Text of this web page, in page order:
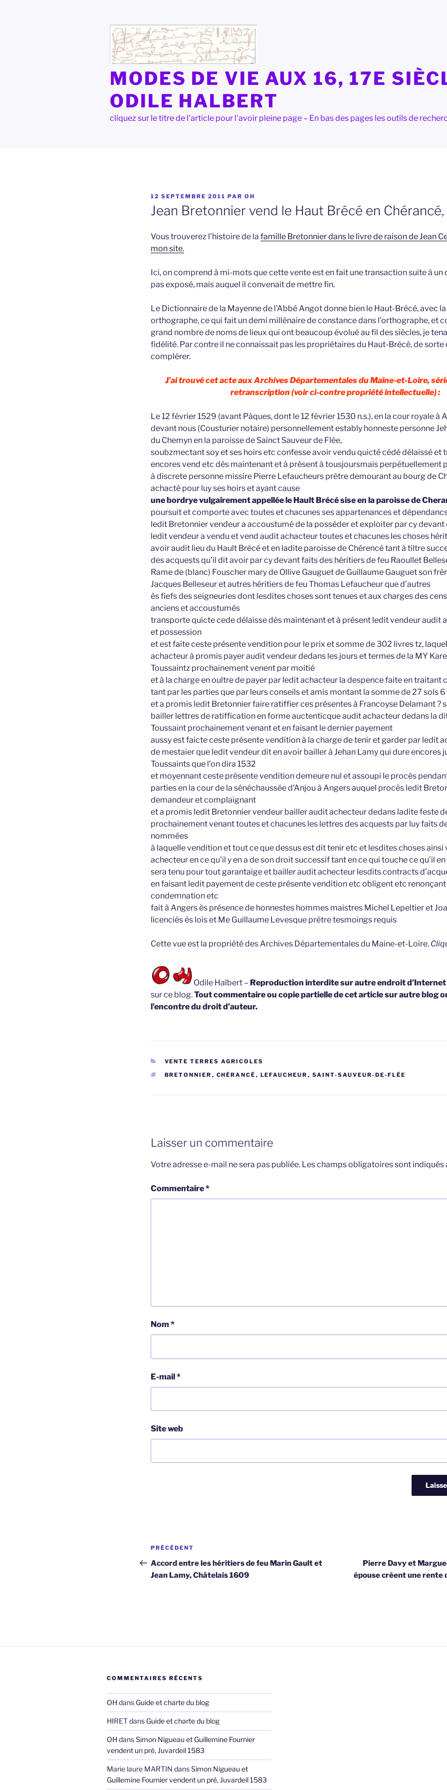
MODES DE VIE AUX 16, 17E
ODILE HALBERT
cliquez sur le titre de l'article pour l'avoir pleine page – En bas des pages les outils de
PUBLIÉ
LE
12 SEPTEMBRE 2011 PAR OH
Jean Bretonnier vend le Haut Brécé en
Vous trouverez l’histoire de la famille Bretonnier dans le livre de raison de Jean
mon site.
Ici, on comprend à mi-mots que cette vente est en fait une transaction suite à un
pas exposé, mais auquel il convenait de mettre fin.
Le Dictionnaire de la Mayenne de l’Abbé Angot donne bien le Haut-Brécé, avec
orthographe, ce qui fait un demi millénaire de constance dans l’orthographe, et
grand nombre de noms de lieux qui ont beaucoup évolué au fil des siècles, je
fidélité. Par contre il ne connaissait pas les propriétaires du Haut-Brécé, de sorte
complérer.
J’ai trouvé cet acte aux Archives Départementales du Maine-et-Loire,
retranscription (voir ci-contre propriété intellectuelle) :
Le 12 février 1529 (avant Pâques, dont le 12 février 1530 n.s.), en la cour royale à
devant nous (Cousturier notaire) personnellement estably honneste personne
du Chemyn en la paroisse de Sainct Sauveur de Flée,
soubzmectant soy et ses hoirs etc confesse avoir vendu quicté cédé délaissé et
encores vend etc dès maintenant et à présent à tousjoursmais perpétuellement
à discrete personne missire Pierre Lefaucheurs prêtre demourant au bourg de
achacté pour luy ses hoirs et ayant cause
une bordrye vulgairement appellée le Hault Brécé sise en la paroisse de
poursuit et comporte avec toutes et chacunes ses appartenances et
ledit Bretonnier vendeur a accoustumé de la posséder et exploiter par cy
ledit vendeur a vendu et vend audit achacteur toutes et chacunes les choses
avoir audit lieu du Hault Brécé et en ladite paroisse de Chérencé tant à tiltre
des acquests qu’il dit avoir par cy devant faits des héritiers de feu Raoullet
Rame de (blanc) Fouscher mary de Ollive Gauguet de Guillaume Gauguet son
Jacques Belleseur et autres héritiers de feu Thomas Lefaucheur que d’autres
ès fiefs des seigneuries dont lesdites choses sont tenues et aux charges des
anciens et accoustumés
transporte quicte cede délaisse dès maintenant et à présent ledit vendeur audit
et possession
et est faite ceste présente vendition pour le prix et somme de 302 livres tz,
achacteur à promis payer audit vendeur dedans les jours et termes de la MY
Toussaintz prochainement venent par moitié
et à la charge en oultre de payer par ledit achacteur la despence faite en traitant
tant par les parties que par leurs conseils et amis montant la somme de 27 sols
et a promis ledit Bretonnier faire ratiffier ces présentes à Francoyse Delamant ?
bailler lettres de ratiffication en forme auctenticque audit achacteur dedans la
Toussaint prochainement venant et en faisant le dernier payement
aussy est faicte ceste présente vendition à la charge de tenir et garder par ledit
de mestaier que ledit vendeur dit en avoir bailler à Jehan Lamy qui dure encores
Toussaints que l’on dira 1532
et moyennant ceste présente vendition demeure nul et assoupi le procès
parties en la cour de la sénéchaussée d’Anjou à Angers auquel procès ledit
demandeur et complaignant
et a promis ledit Bretonnier vendeur bailler audit achecteur dedans ladite feste
prochainement venant toutes et chacunes les lettres des acquests par luy faits
nommées
à laquelle vendition et tout ce que dessus est dit tenir etc et lesdites choses ainsi
achecteur en ce qu’il y en a de son droit successif tant en ce qui touche ce qu’il
sera tenu pour tout garantaige et bailler audit achecteur lesdits contracts
en faisant ledit payement de ceste présente vendition etc obligent etc
condemnation etc
fait à Angers ès présence de honnestes hommes maistres Michel Lepeltier et
licenciès ès lois et Me Guillaume Levesque prêtre tesmoings requis
Cette vue est la propriété des Archives Départementales du Maine-et-Loire.
Odile Halbert – Reproduction interdite sur autre endroit d’Internet
sur ce blog.Tout commentaire ou copie partielle de cet article sur autre blog
l’encontre du droit d’auteur.
CATÉGORIES
VENTE TERRES AGRICOLES
ÉTIQUETTES
BRETONNIER , CHÉRANCÉ , LEFAUCHEUR , SAINT-SAUVEUR-DE-FLÉE
Laisser un commentaire
Votre adresse e-mail ne sera pas publiée. Les champs obligatoires sont indiqués
Commentaire*
Nom *
E-mail*
Site web
Navigation
de
l’article
Article
précédent
PRÉCÉDENT
Accord entre les héritiers de feu Marin Gault et
Jean Lamy, Châtelais 1609
Pierre Davy et
épouse créent une rente
COMMENTAIRES RÉCENTS
OH dans Guide et charte du blog
HIRETdans Guide et charte du blog
OH dansSimon Nigueau et Guillemine Fournier
vendent un pré, Juvardeil 1583
Marie laure MARTIN dansSimon Nigueau et
Guillemine Fournier vendent un pré, Juvardeil 1583